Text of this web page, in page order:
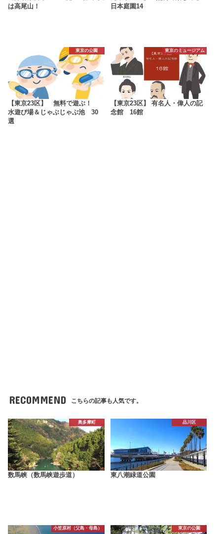
は高尾山！
日本庭園14
東京の公園
【東京23区】 無料で遊ぶ！
水遊び場＆じゃぶじゃぶ池 30
選
東京のミュージアム
【東京23区】 有名人・偉人の記
念館 16館
RECOMMEND こちらの記事も人気です。
奥多摩町
数馬峡（数馬峡遊歩道）
品川区
東八潮緑道公園
小笠原村（父島・母島） 東京の公園